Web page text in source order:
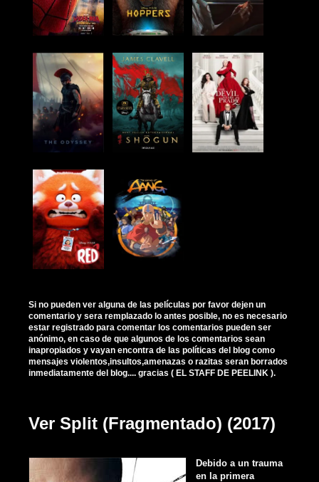
Si no pueden ver alguna de las películas por favor dejen un
comentario y sera remplazado lo antes posible, no es necesario
estar registrado para comentar los comentarios pueden ser
anónimo, en caso de que algunos de los comentarios sean
inapropiados y vayan encontra de las políticas del blog como
mensajes violentos,insultos,amenazas o razitas seran borrados
inmediatamente del blog.... gracias ( EL STAFF DE PEELINK ).
Ver Split (Fragmentado) (2017)
Debido a un trauma
en la primera